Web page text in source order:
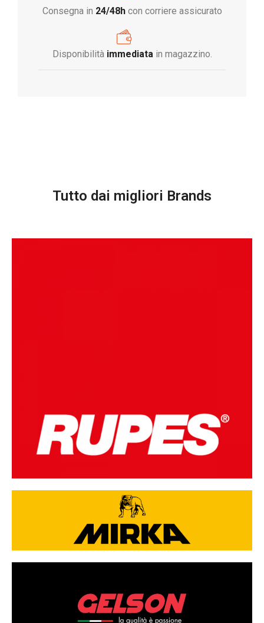
Consegna in 24/48hcon corriere assicurato
Disponibilità immediata in magazzino.
Tutto dai migliori Brands